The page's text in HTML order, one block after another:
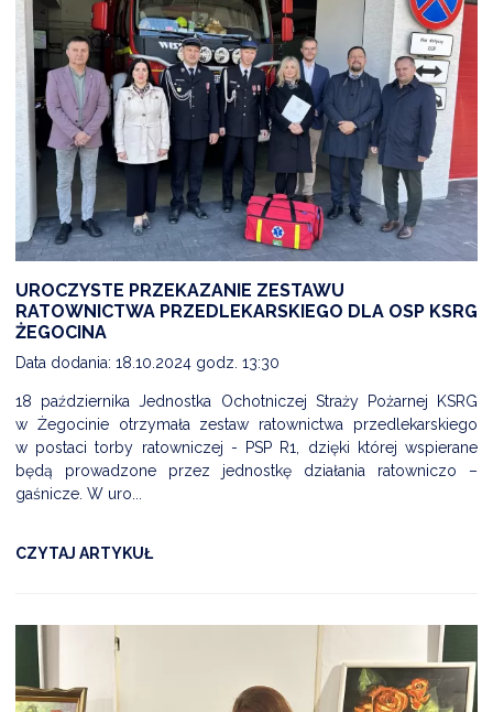
UROCZYSTE PRZEKAZANIE ZESTAWU
RATOWNICTWA PRZEDLEKARSKIEGO DLA OSP KSRG
ŻEGOCINA
Data dodania: 18.10.2024 godz. 13:30
18 października Jednostka Ochotniczej Straży Pożarnej KSRG
w Żegocinie otrzymała zestaw ratownictwa przedlekarskiego
w postaci torby ratowniczej - PSP R1, dzięki której wspierane
będą prowadzone przez jednostkę działania ratowniczo –
gaśnicze. W uro...
CZYTAJ ARTYKUŁ